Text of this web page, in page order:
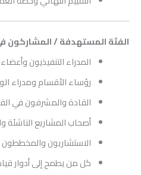
الفئة المستهدفة / المشاركون
المدراء التنفيذيون وأعضاء
رؤساء الأقسام ومدراء
القادة والمشرفون في
أصحاب المشاريع الناشئة
الاستشاريون والمخططون
كل من يطمح إلى أدوار